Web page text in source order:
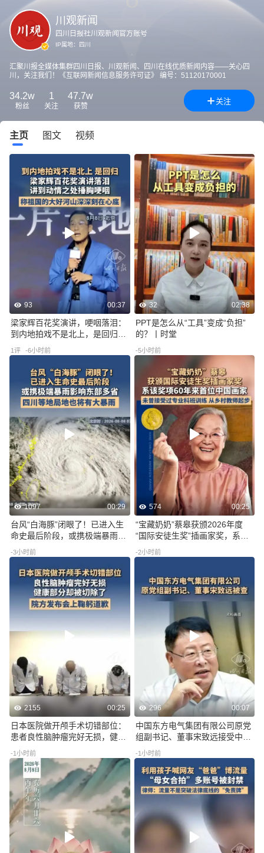
川观新闻
四川日报社川观新闻官方账号
IP属地： 四川
汇聚川报全媒体集群四川日报、川观新闻、四川在线优质新闻内容——关心四
川，关注我们！《互联网新闻信息服务许可证》 编号：51120170001
34.2w
粉丝
1
关注
47.7w
获赞
关注
主页 图文 视频
93 00:37
梁家辉百花奖演讲，哽咽落泪：
到内地拍戏不是北上，是回归，
讲到动情之处，梁家辉捶胸哽
咽，称祖国的大好河山深深刻在
1评 -6小时前
1097 00:29
台风“白海豚”闭眼了！已进入生
命史最后阶段，或携极端暴雨影
响东部多省，四川等地局地也将
有大暴雨
-3小时前
2155 00:25
日本医院做开颅手术切错部位：
患者良性脑肿瘤完好无损，健康
部分被切除，已无法自主呼吸；
院方鞠躬道歉
-1小时前
32 02:38
PPT是怎么从“工具”变成“负担”
的？丨时堂
-5小时前
574 00:25
“宝藏奶奶”蔡皋获颁2026年度
“国际安徒生奖”插画家奖，系该
奖项60年来首位中国画家
-2小时前
296 00:07
中国东方电气集团有限公司原党
组副书记、董事宋致远接受中央
纪委国家监委纪律审查和监察调
查
-1小时前